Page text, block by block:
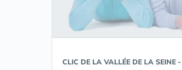
CLIC DE LA VALLÉE DE LA SEINE -